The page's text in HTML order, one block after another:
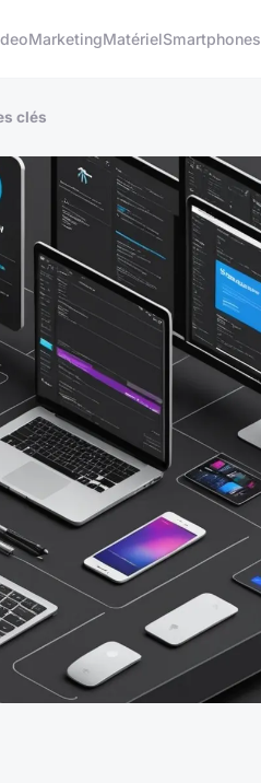
MarketingMatérielSmartphones
clés